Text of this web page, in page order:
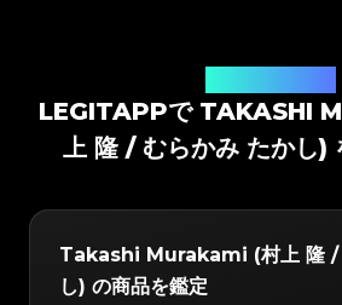
LEGITAPPで TAKASHI
上 隆 / むらかみ たかし)
Takashi Murakami (村上 隆 /
し) の商品を鑑定